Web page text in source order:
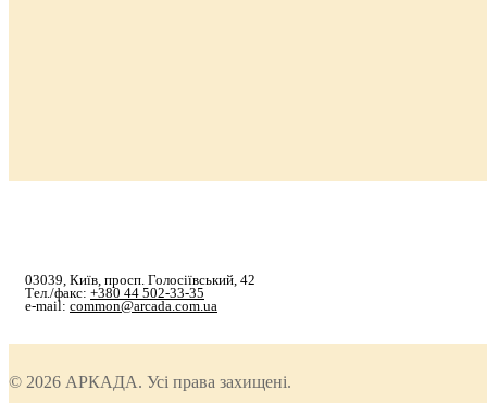
03039, Київ, просп. Голосіївський, 42
Тел./факс: +380 44 502-33-35
e-mail: common@arcada.com.ua
© 2026 АРКАДА. Усі права захищені.